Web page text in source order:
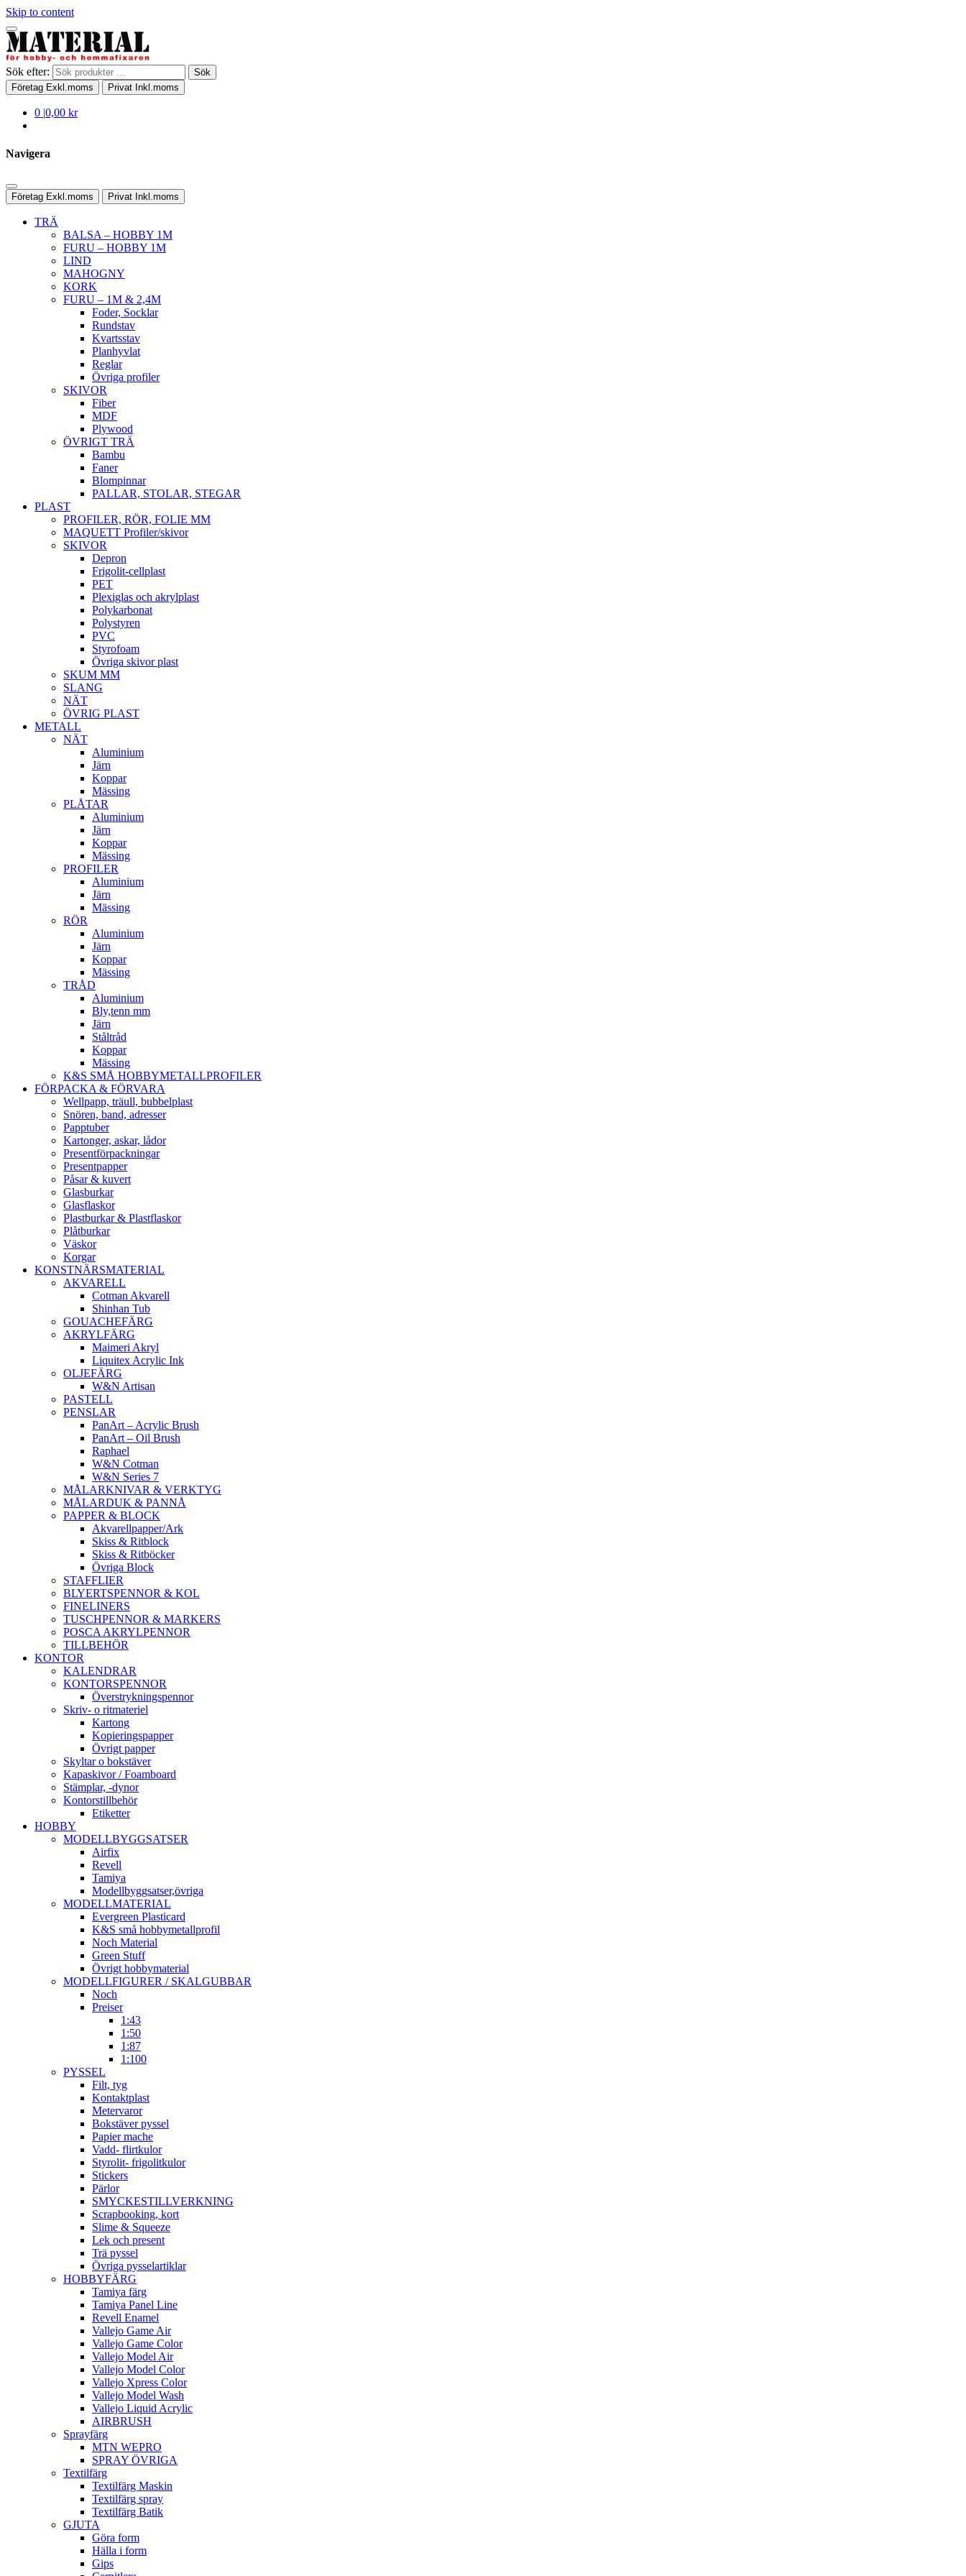
Skip to content
Sök efter:
Sök
Företag Exkl.moms Privat Inkl.moms
0 |0,00 kr
Navigera
Företag Exkl.moms Privat Inkl.moms
TRÄ
BALSA – HOBBY 1M
FURU – HOBBY 1M
LIND
MAHOGNY
KORK
FURU – 1M & 2,4M
Foder, Socklar
Rundstav
Kvartsstav
Planhyvlat
Reglar
Övriga profiler
SKIVOR
Fiber
MDF
Plywood
ÖVRIGT TRÄ
Bambu
Faner
Blompinnar
PALLAR, STOLAR, STEGAR
PLAST
PROFILER, RÖR, FOLIE MM
MAQUETT Profiler/skivor
SKIVOR
Depron
Frigolit-cellplast
PET
Plexiglas och akrylplast
Polykarbonat
Polystyren
PVC
Styrofoam
Övriga skivor plast
SKUM MM
SLANG
NÄT
ÖVRIG PLAST
METALL
NÄT
Aluminium
Järn
Koppar
Mässing
PLÅTAR
Aluminium
Järn
Koppar
Mässing
PROFILER
Aluminium
Järn
Mässing
RÖR
Aluminium
Järn
Koppar
Mässing
TRÅD
Aluminium
Bly,tenn mm
Järn
Ståltråd
Koppar
Mässing
K&S SMÅ HOBBYMETALLPROFILER
FÖRPACKA & FÖRVARA
Wellpapp, träull, bubbelplast
Snören, band, adresser
Papptuber
Kartonger, askar, lådor
Presentförpackningar
Presentpapper
Påsar & kuvert
Glasburkar
Glasflaskor
Plastburkar & Plastflaskor
Plåtburkar
Väskor
Korgar
KONSTNÄRSMATERIAL
AKVARELL
Cotman Akvarell
Shinhan Tub
GOUACHEFÄRG
AKRYLFÄRG
Maimeri Akryl
Liquitex Acrylic Ink
OLJEFÄRG
W&N Artisan
PASTELL
PENSLAR
PanArt – Acrylic Brush
PanArt – Oil Brush
Raphael
W&N Cotman
W&N Series 7
MÅLARKNIVAR & VERKTYG
MÅLARDUK & PANNÅ
PAPPER & BLOCK
Akvarellpapper/Ark
Skiss & Ritblock
Skiss & Ritböcker
Övriga Block
STAFFLIER
BLYERTSPENNOR & KOL
FINELINERS
TUSCHPENNOR & MARKERS
POSCA AKRYLPENNOR
TILLBEHÖR
KONTOR
KALENDRAR
KONTORSPENNOR
Överstrykningspennor
Skriv- o ritmateriel
Kartong
Kopieringspapper
Övrigt papper
Skyltar o bokstäver
Kapaskivor / Foamboard
Stämplar, -dynor
Kontorstillbehör
Etiketter
HOBBY
MODELLBYGGSATSER
Airfix
Revell
Tamiya
Modellbyggsatser,övriga
MODELLMATERIAL
Evergreen Plasticard
K&S små hobbymetallprofil
Noch Material
Green Stuff
Övrigt hobbymaterial
MODELLFIGURER / SKALGUBBAR
Noch
Preiser
1:43
1:50
1:87
1:100
PYSSEL
Filt, tyg
Kontaktplast
Metervaror
Bokstäver pyssel
Papier mache
Vadd- flirtkulor
Styrolit- frigolitkulor
Stickers
Pärlor
SMYCKESTILLVERKNING
Scrapbooking, kort
Slime & Squeeze
Lek och present
Trä pyssel
Övriga pysselartiklar
HOBBYFÄRG
Tamiya färg
Tamiya Panel Line
Revell Enamel
Vallejo Game Air
Vallejo Game Color
Vallejo Model Air
Vallejo Model Color
Vallejo Xpress Color
Vallejo Model Wash
Vallejo Liquid Acrylic
AIRBRUSH
Sprayfärg
MTN WEPRO
SPRAY ÖVRIGA
Textilfärg
Textilfärg Maskin
Textilfärg spray
Textilfärg Batik
GJUTA
Göra form
Hälla i form
Gips